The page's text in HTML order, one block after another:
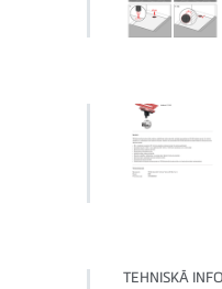
TEHNISKĀ